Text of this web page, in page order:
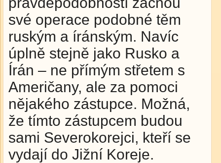
své operace podobné těm
ruským a íránským. Navíc
úplně stejně jako Rusko a
Írán – ne přímým střetem s
Američany, ale za pomoci
nějakého zástupce. Možná,
že tímto zástupcem budou
sami Severokorejci, kteří se
vydají do Jižní Koreje.